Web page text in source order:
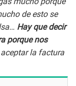
de esto se
Hay que decir
porque nos
la factura